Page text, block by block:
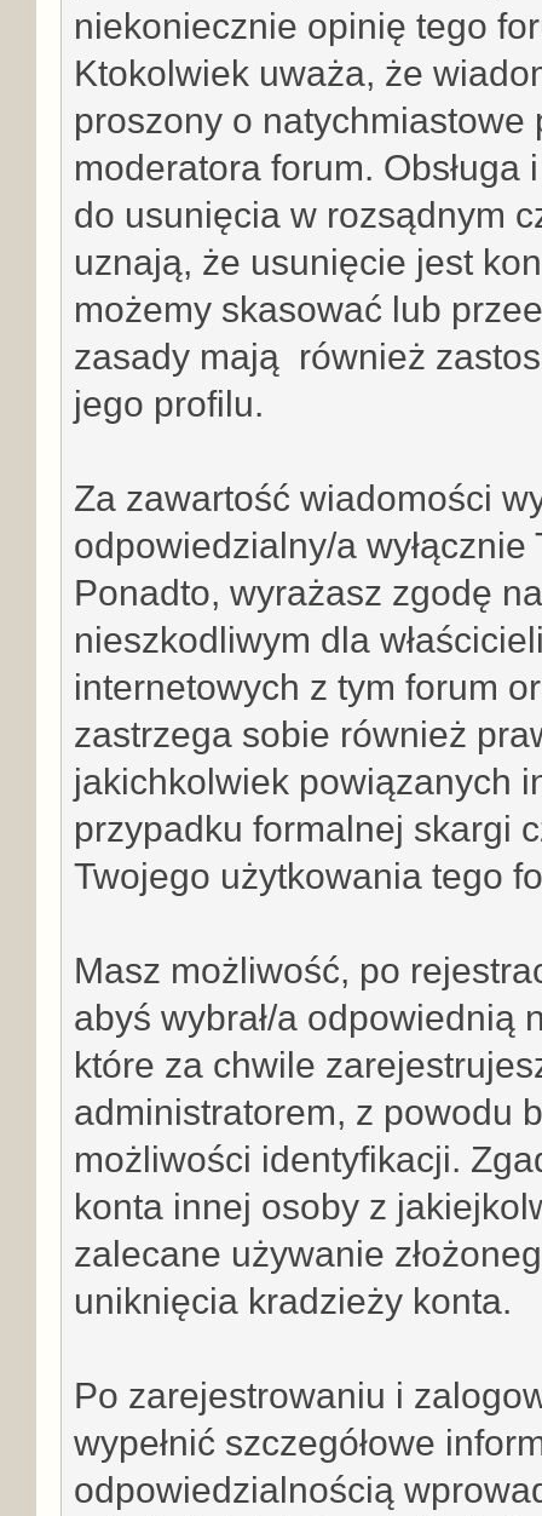
niekoniecznie opinię tego
Ktokolwiek uważa, że
proszony o
moderatora forum.
do usunięcia w rozsądnym
uznają, że usunięcie jest
możemy skasować lub
zasady mają również
jego profilu.
Za zawartość wiadomości
odpowiedzialny/a wyłącznie
Ponadto, wyrażasz zgodę
nieszkodliwym dla
internetowych z tym forum
zastrzega sobie również
jakichkolwiek powiązanych
przypadku formalnej skargi
Twojego użytkowania tego
Masz możliwość, po
abyś wybrał/a odpowiednią
które za chwile
administratorem, z powodu
możliwości identyfikacji.
konta innej osoby z
zalecane używanie
uniknięcia kradzieży konta.
Po zarejestrowaniu i
wypełnić szczegółowe
odpowiedzialnością